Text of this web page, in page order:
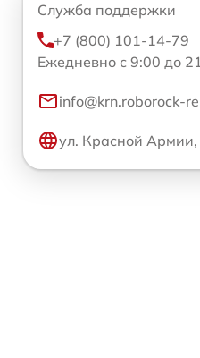
Служба поддержки
+7 (800) 101-14-79
Ежедневно с 9:00 до
info@krn.roborock-
ул. Красной Армии,